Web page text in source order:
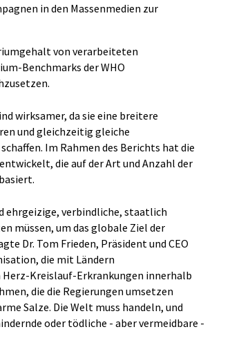
in den Massenmedien zur
von verarbeiteten
Benchmarks der WHO
wirksamer, da sie eine breitere
und gleichzeitig gleiche
Im Rahmen des Berichts hat die
die auf der Art und Anzahl der
ehrgeizige, verbindliche, staatlich
müssen, um das globale Ziel der
Dr. Tom Frieden, Präsident und CEO
die mit Ländern
Kreislauf-Erkrankungen innerhalb
die die Regierungen umsetzen
Salze. Die Welt muss handeln, und
oder tödliche - aber vermeidbare -